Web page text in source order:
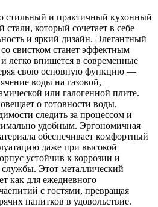
стильный и практичный кухонный
который сочетает в себе
и яркий дизайн. Элегантный
свистком станет эффектным
легко впишется в современные
свою основную функцию —
воды на газовой,
или галогенной плите.
о готовности воды,
следить за процессом и
удобным. Эргономичная
обеспечивает комфортный
даже при высокой
устойчив к коррозии и
Этот металлический
как для ежедневного
с гостями, превращая
напитков в удовольствие.